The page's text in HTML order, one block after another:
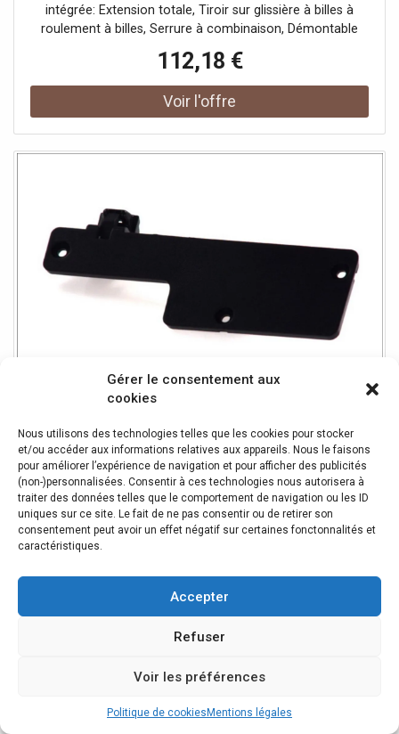
Gérer le consentement aux
cookies
Nous utilisons des technologies telles que les cookies pour stocker
et/ou accéder aux informations relatives aux appareils. Nous le faisons
pour améliorer l’expérience de navigation et pour afficher des publicités
(non-)personnalisées. Consentir à ces technologies nous autorisera à
traiter des données telles que le comportement de navigation ou les ID
uniques sur ce site. Le fait de ne pas consentir ou de retirer son
consentement peut avoir un effet négatif sur certaines fonctonnalités et
caractéristiques.
Accepter
Refuser
Voir les préférences
Politique de cookies Mentions légales
intégrée: Extension totale, Tiroir sur glissière à billes à
roulement à billes, Serrure à combinaison, Démontable
techniques: Type de produit: Tiroirs rackables 19", Type: 3
U, Matériau: Acier, Surface: Revêtement poudre, Serrure à
combinaison de matériaux: Alliage de zinc, Couleur: noir,
Hauteur hors tout: 3 U, Largeur extérieure: 434 mm,
112,18 €
Serrure de boîte à gants Topran 109 078
Code de couleurs: 01C. Couleur: noir. Côté d'assemblage:
intérieur. Fabricant: Topran. Index: HP109 078. Numéro du
fabricant: 109 078. Pour numéro oe: 1H1 857 131.
véhicules avec direction à gauche.
2,10 €